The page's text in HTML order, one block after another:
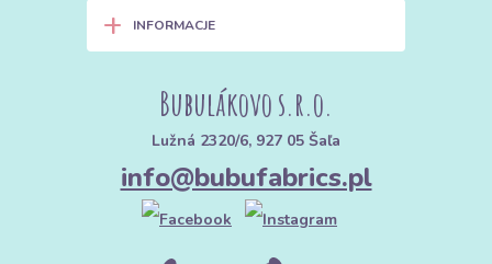
+ INFORMACJE
Bubulákovo s.r.o.
Lužná 2320/6, 927 05 Šaľa
info@bubufabrics.pl